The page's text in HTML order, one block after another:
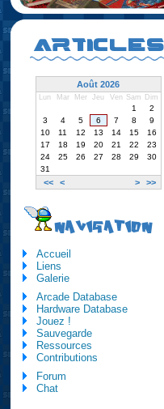
ARTICLES
Août 2026
Lun Mar Mer Jeu Ven Sam Dim
<< < > >>
1
2
3
4 5 6 7 8
9
10
11 12 13 14 15
16
17
18 19 20 21 22
23
24
25 26 27 28 29
30
31
NAVIGATION
Accueil
Liens
Galerie
Arcade Database
Hardware Database
Jouez !
Sauvegarde
Ressources
Contributions
Forum
Chat